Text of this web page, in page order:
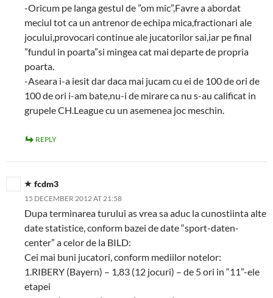
-Oricum pe langa gestul de ”om mic”,Favre a abordat
meciul tot ca un antrenor de echipa mica,fractionari ale
jocului,provocari continue ale jucatorilor sai,iar pe final
”fundul in poarta”si mingea cat mai departe de propria
poarta.
-Aseara i-a iesit dar daca mai jucam cu ei de 100 de ori de
100 de ori i-am bate,nu-i de mirare ca nu s-au calificat in
grupele CH.League cu un asemenea joc meschin.
REPLY
fcdm3
15 DECEMBER 2012 AT 21:58
Dupa terminarea turului as vrea sa aduc la cunostiinta alte
date statistice, conform bazei de date “sport-daten-
center” a celor de la BILD:
Cei mai buni jucatori, conform mediilor notelor:
1.RIBERY (Bayern) – 1,83 (12 jocuri) – de 5 ori in “11”-ele
etapei